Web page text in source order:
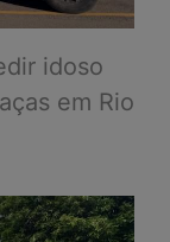
idoso
em Rio